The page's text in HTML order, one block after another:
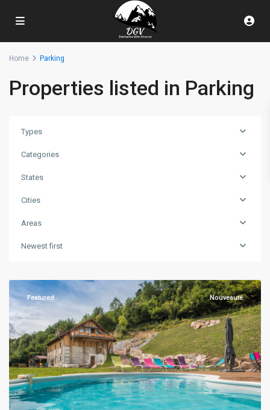
Home Parking
Properties listed in Parking
Types
Categories
States
Cities
Areas
Newest first
Featured Nouveauté